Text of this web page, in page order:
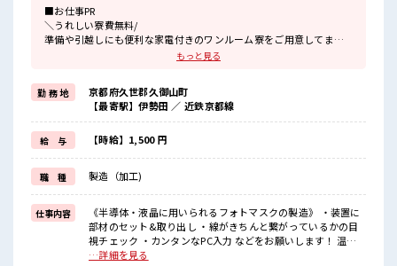
■お仕事PR
＼うれしい寮費無料/
準備や引越しにも便利な家電付きのワンルーム寮をご用意してま
現地までの移動交通費も支給！
なので遠方からお越しの方も安心です♪
＼おすすめポイント/
クリーンルーム内で室内の温度・湿度もキチンと管理されており、
季節に関係なく年間通して働きやすい環境です。
クリーンルームでの作業や、
交替勤務の経験がある方もお待ちしております！
丁寧な研修があるので安心してスタートできますよ♪
■職場の雰囲気
《20代～30代の男性スタッフさん多数カツヤク中》
キレイ&空調完備でカイテキな職場環境☆
もっと見る
勤 務 地
京都府久世郡久御山町
【最寄駅】伊勢田 ／ 近鉄京都線
給 与 【時給】1,500 円
職 種 製造（加工)
仕事内容
《半導体・液晶に用いられるフォトマスクの製造》 ・装置に
部材のセット&取り出し ・線がきちんと繋がっているかの目
視チェック ・カンタンなPC入力 などをお願いします！ 温度
23℃、湿度40～50%のクリーンルームでの作業！ ※寮アリの
…詳細を見る